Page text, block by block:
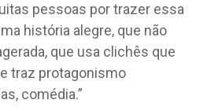
pessoas por trazer essa
história alegre, que não
que usa clichês que
traz protagonismo
comédia.”